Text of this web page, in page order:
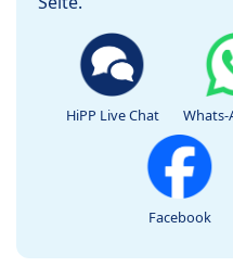
HiPP Live Chat Whats-
Facebook